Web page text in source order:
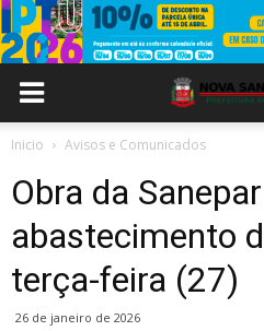
Inicio Avisos e Comunicados
Obra da
abastecimento
terça-feira (27)
26 de janeiro de 2026